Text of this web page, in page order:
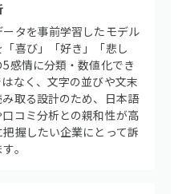
タを事前学習したモデル
喜び」「好き」「悲し
感情に分類・数値化でき
なく、文字の並びや文末
取る設計のため、日本語
コミ分析との親和性が高
握したい企業にとって訴
。